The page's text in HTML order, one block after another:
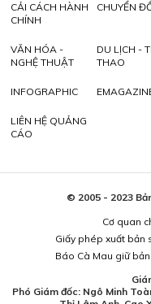
CẢI CÁCH HÀNH
CHÍNH
CHUYỂN
VĂN HÓA -
NGHỆ THUẬT
DU LỊCH -
THAO
INFOGRAPHIC
LIÊN HỆ QUẢNG
CÁO
© 2005 - 2023
Cơ quan
Giấy phép xuất bản
Báo Cà Mau giữ
Phó Giám đốc: Ngô Minh